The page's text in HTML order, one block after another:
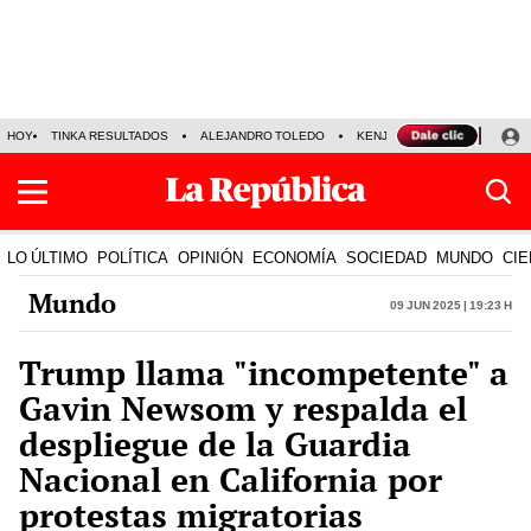
HOY TINKA RESULTADOS ALEJANDRO TOLEDO KENJI FUJIMORI
LO ÚLTIMO POLÍTICA OPINIÓN ECONOMÍA SOCIEDAD MUNDO
Mundo 09 Jun 2025 | 19:23 h
Trump llama "incompetente" a
Gavin Newsom y respalda el
despliegue de la Guardia
Nacional en California por
protestas migratorias